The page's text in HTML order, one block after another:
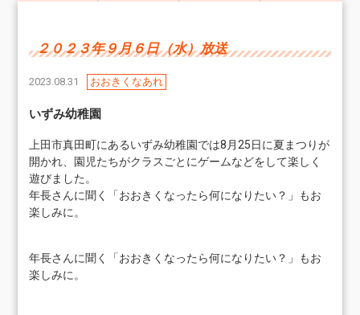
２０２３年９月６日（水）放送
2023.08.31 おおきくなあれ
いずみ幼稚園
上田市真田町にあるいずみ幼稚園では8月25日に夏まつりが
開かれ、園児たちがクラスごとにゲームなどをして楽しく
遊びました。
年長さんに聞く「おおきくなったら何になりたい？」もお
楽しみに。
年長さんに聞く「おおきくなったら何になりたい？」もお
楽しみに。